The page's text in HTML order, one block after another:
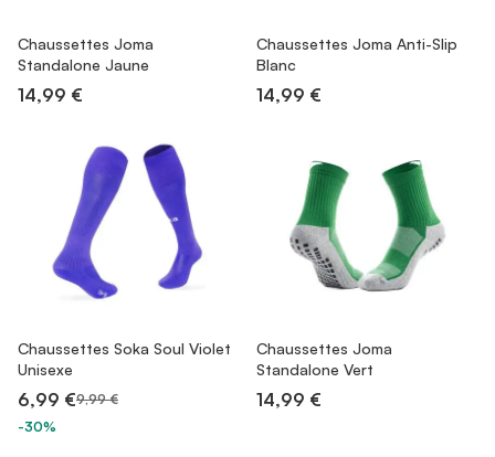
Chaussettes Joma
Standalone Jaune
14,99 €
Chaussettes Joma Anti-Slip
Blanc
14,99 €
Chaussettes Soka Soul Violet
Unisexe
6,99 €9,99 €
-30%
Chaussettes Joma
Standalone Vert
14,99 €